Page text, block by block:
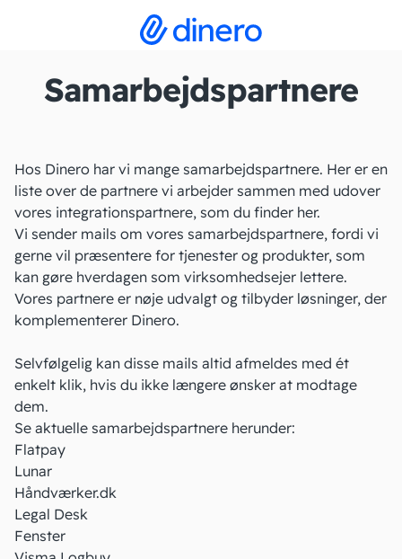
Samarbejdspartnere
Hos Dinero har vi mange samarbejdspartnere. Her er en
liste over de partnere vi arbejder sammen med udover
vores integrationspartnere, som du finder her.
Vi sender mails om vores samarbejdspartnere, fordi vi
gerne vil præsentere for tjenester og produkter, som
kan gøre hverdagen som virksomhedsejer lettere.
Vores partnere er nøje udvalgt og tilbyder løsninger, der
komplementerer Dinero.
Selvfølgelig kan disse mails altid afmeldes med ét
enkelt klik, hvis du ikke længere ønsker at modtage
dem.
Se aktuelle samarbejdspartnere herunder:
Flatpay
Lunar
Håndværker.dk
Legal Desk
Fenster